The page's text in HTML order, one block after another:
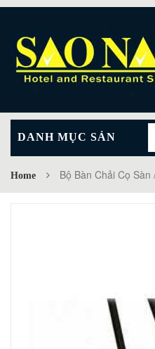
DANH MỤC SẢN
PHẨM
Home Bộ Bàn Chải Cọ